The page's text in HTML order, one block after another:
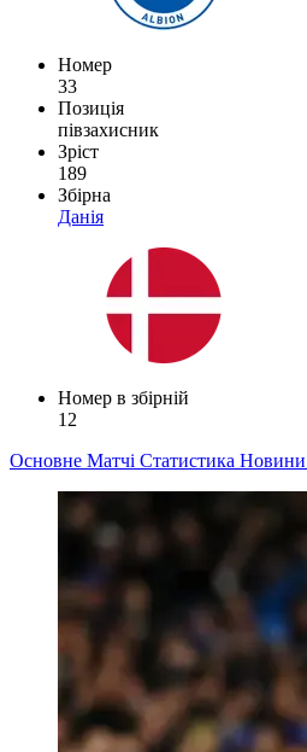
Номер
33
Позиція
півзахисник
Зріст
189
Збірна
Данія
Номер в збірній
12
Основне Матчі Статистика Новини